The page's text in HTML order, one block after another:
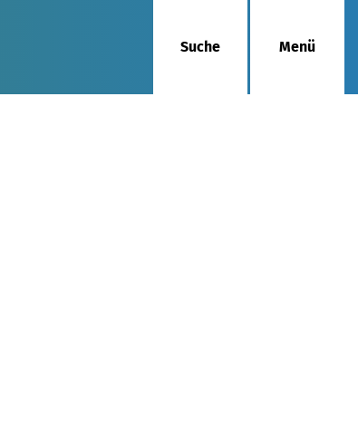
Suche Menü